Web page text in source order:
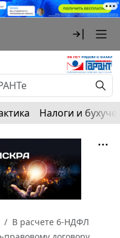
Налоги и
В расчете 6-НДФЛ